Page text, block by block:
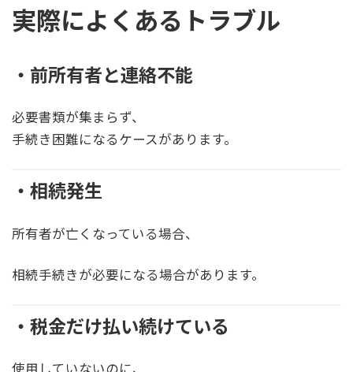
実際によくあるトラブル
・前所有者と連絡不能
必要書類が集まらず、
手続き困難になるケースがあります。
・相続発生
所有者が亡くなっている場合、
相続手続きが必要になる場合があります。
・税金だけ払い続けている
使用していないのに、